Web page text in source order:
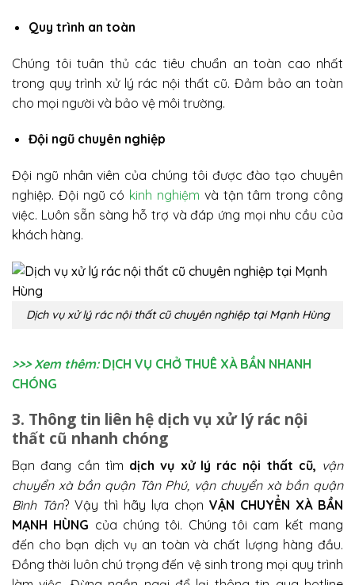
Quy trình an toàn
Chúng tôi tuân thủ các tiêu chuẩn an toàn cao nhất
trong quy trình xử lý rác nội thất cũ. Đảm bảo an toàn
cho mọi người và bảo vệ môi trường.
Đội ngũ chuyên nghiệp
Đội ngũ nhân viên của chúng tôi được đào tạo chuyên
nghiệp. Đội ngũ có kinh nghiệm và tận tâm trong công
việc. Luôn sẵn sàng hỗ trợ và đáp ứng mọi nhu cầu của
khách hàng.
Dịch vụ xử lý rác nội thất cũ chuyên nghiệp tại Mạnh Hùng
>>> Xem thêm: DỊCH VỤ CHỞ THUÊ XÀ BẦN NHANH
CHÓNG
3. Thông tin liên hệ dịch vụ xử lý rác nội
thất cũ nhanh chóng
Bạn đang cần tìm dịch vụ xử lý rác nội thất cũ, vận
chuyển xà bần quận Tân Phú, vận chuyển xà bần quận
Bình Tân? Vậy thì hãy lựa chọn VẬN CHUYỂN XÀ BẦN
MẠNH HÙNG của chúng tôi. Chúng tôi cam kết mang
đến cho bạn dịch vụ an toàn và chất lượng hàng đầu.
Đồng thời luôn chú trọng đến vệ sinh trong mọi quy trình